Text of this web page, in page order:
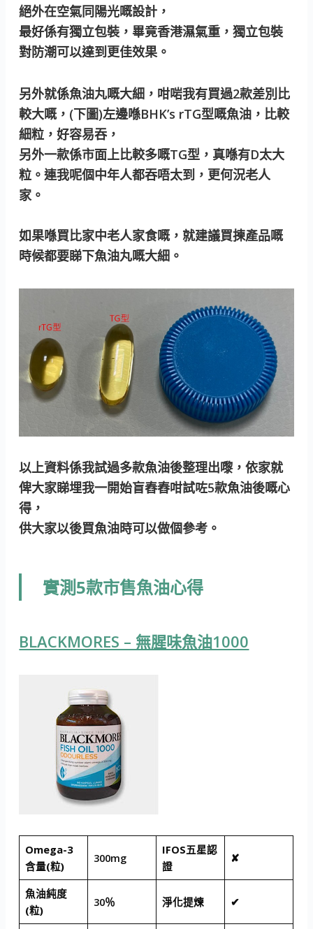
絕外在空氣同陽光嘅設計，
最好係有獨立包裝，畢竟香港濕氣重，獨立包裝
對防潮可以達到更佳效果。
另外就係魚油丸嘅大細，咁啱我有買過2款差別比
較大嘅，(下圖)左邊喺BHK’s rTG型嘅魚油，比較
細粒，好容易吞，
另外一款係市面上比較多嘅TG型，真喺有D太大
粒。連我呢個中年人都吞唔太到，更何況老人
家。
如果喺買比家中老人家食嘅，就建議買揀產品嘅
時候都要睇下魚油丸嘅大細。
以上資料係我試過多款魚油後整理出嚟，依家就
俾大家睇埋我一開始盲舂舂咁試咗5款魚油後嘅心
得，
供大家以後買魚油時可以做個參考。
實測5款市售魚油心得
BLACKMORES – 無腥味魚油1000
Omega-3
含量(粒)
300mg
IFOS五星認
證
✘
魚油純度
(粒)
30％ 淨化提煉 ✔